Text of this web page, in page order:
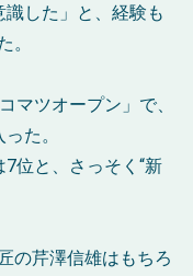
した」と、経験も
。
マツオープン」で、
た。
位と、さっそく“新
の芹澤信雄はもちろ